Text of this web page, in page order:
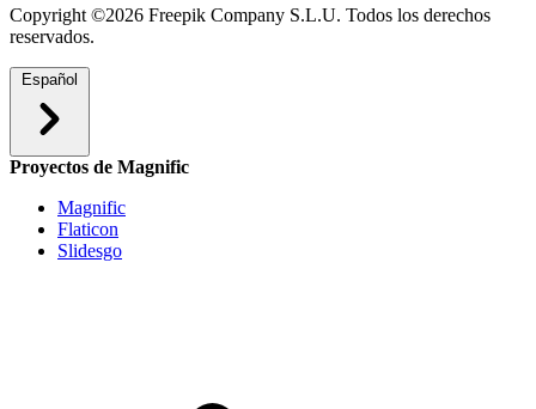
Copyright ©2026 Freepik Company S.L.U. Todos los derechos
reservados.
Español
Proyectos de Magnific
Magnific
Flaticon
Slidesgo